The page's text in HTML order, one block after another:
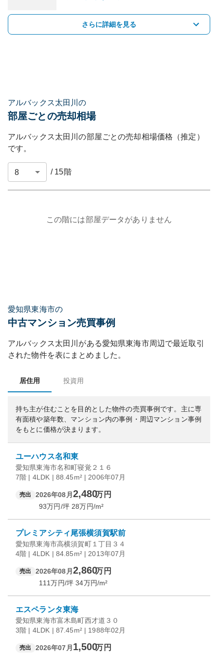
さらに詳細を見る
アルバックス太田川の
部屋ごとの売却相場
アルバックス太田川の部屋ごとの売却相場価格（推定）
です。
/ 15階
この階には部屋データがありません
愛知県東海市の
中古マンション売買事例
アルバックス太田川 がある愛知県東海市周辺で最近取引
された物件を表にまとめました。
居住用 投資用
持ち主が住むことを目的とした物件の売買事例です。 主に専
有面積や築年数、マンション内の事例・周辺マンション事例
をもとに価格が決まります。
ユーハウス名和東
愛知県東海市名和町寝覚２１６
7階 | 4LDK | 88.45m² | 2006年07月
売出 2026年08月 2,480万円
93万円/坪 28万円/m²
プレミアシティ尾張横須賀駅前
愛知県東海市高横須賀町１丁目３４
4階 | 4LDK | 84.85m² | 2013年07月
売出 2026年08月 2,860万円
111万円/坪 34万円/m²
エスペランタ東海
愛知県東海市富木島町西才道３０
3階 | 4LDK | 87.45m² | 1988年02月
売出 2026年07月 1,500万円